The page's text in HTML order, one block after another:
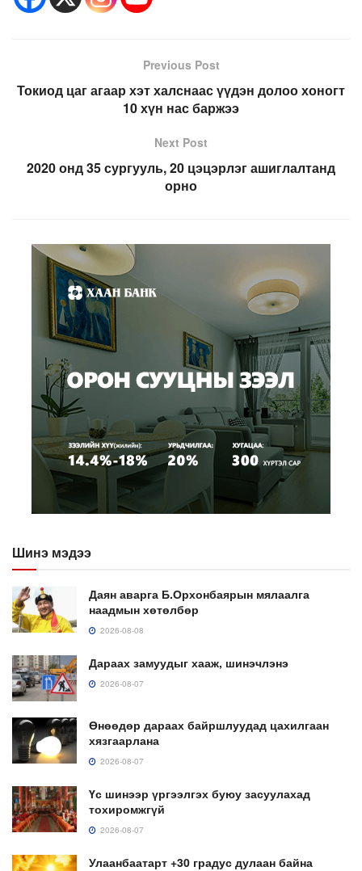
Previous Post
Токиод цаг агаар хэт халснаас үүдэн долоо хоногт
10 хүн нас баржээ
Next Post
2020 онд 35 сургууль, 20 цэцэрлэг ашиглалтанд
орно
Шинэ мэдээ
Даян аварга Б.Орхонбаярын мялаалга
наадмын хөтөлбөр
2026-08-08
Дараах замуудыг хааж, шинэчлэнэ
2026-08-07
Өнөөдөр дараах байршлуудад цахилгаан
хязгаарлана
2026-08-07
Үс шинээр үргээлгэх буюу засуулахад
тохиромжгүй
2026-08-07
Улаанбаатарт +30 градус дулаан байна